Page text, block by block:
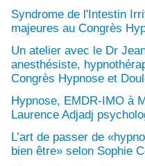
Syndrome de l'Intestin
majeures au Congrès
Un atelier avec le Dr
anesthésiste,
Congrès Hypnose et
Hypnose, EMDR-IMO à
Laurence Adjadj
L’art de passer de
bien être» selon Sophie